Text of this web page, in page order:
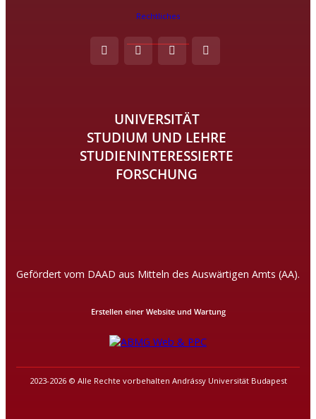
Rechtliches
UNIVERSITÄT
STUDIUM UND LEHRE
STUDIENINTERESSIERTE
FORSCHUNG
Gefördert vom DAAD aus Mitteln des Auswärtigen Amts (AA).
2023-2026 © Alle Rechte vorbehalten Andrássy Universität Budapest
Erstellen einer Website und Wartung